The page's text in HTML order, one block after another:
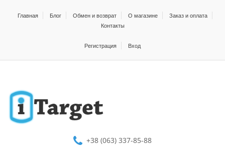
Главная Блог Обмен и возврат О магазине
Заказ и оплата
Контакты
Регистрация Вход
+38 (063) 337-85-88